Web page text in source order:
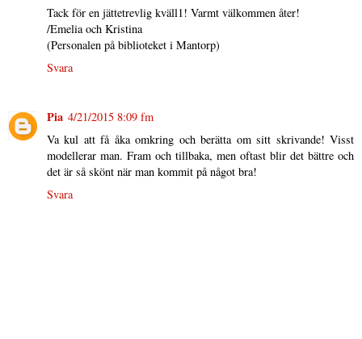
Tack för en jättetrevlig kväll1! Varmt välkommen åter!
/Emelia och Kristina
(Personalen på biblioteket i Mantorp)
Svara
Pia 4/21/2015 8:09 fm
Va kul att få åka omkring och berätta om sitt skrivande! Visst
modellerar man. Fram och tillbaka, men oftast blir det bättre och
det är så skönt när man kommit på något bra!
Svara